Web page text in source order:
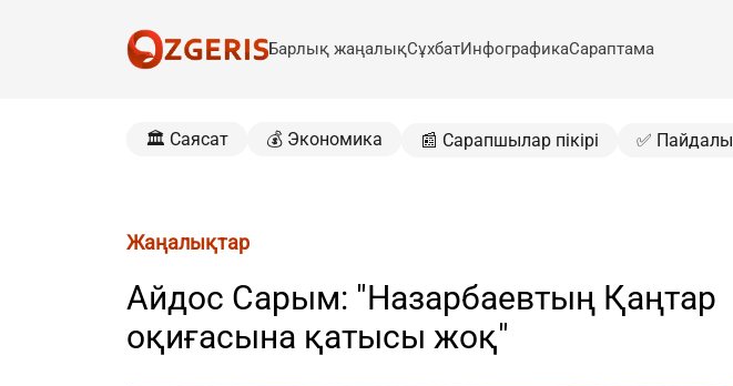
Барлық жаңалықСұхбатИнфографикаСараптама
🏛️ Саясат 💰 Экономика 📰 Сарапшылар пікірі ✅ Пайдалы
Жаңалықтар
Айдос Сарым: "Назарбаевтың Қаңтар
оқиғасына қатысы жоқ"